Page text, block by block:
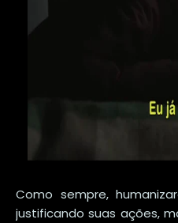
Como sempre,
justificando suas ações,